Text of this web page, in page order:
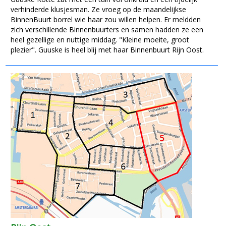
verhinderde klusjesman. Ze vroeg op de maandelijkse
BinnenBuurt borrel wie haar zou willen helpen. Er meldden
zich verschillende Binnenbuurters en samen hadden ze een
heel gezellige en nuttige middag. "Kleine moeite, groot
plezier". Guuske is heel blij met haar Binnenbuurt Rijn Oost.